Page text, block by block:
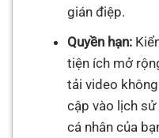
gián điệp.
Quyền hạn:
tiện ích mở
tải video
cập vào lịch
cá nhân của